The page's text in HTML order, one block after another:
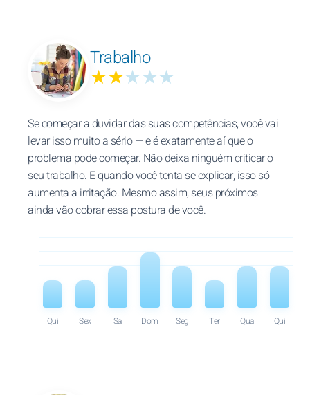
Trabalho
★★★★★
Se começar a duvidar das suas competências, você vai
levar isso muito a sério — e é exatamente aí que o
problema pode começar. Não deixa ninguém criticar o
seu trabalho. E quando você tenta se explicar, isso só
aumenta a irritação. Mesmo assim, seus próximos
ainda vão cobrar essa postura de você.
Qui Sex Sá Dom Seg Ter Qua Qui